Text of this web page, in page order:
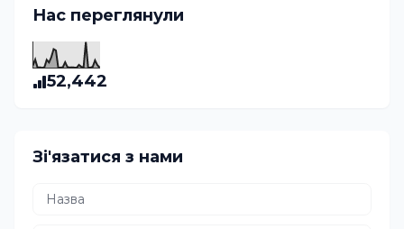
Нас переглянули
52,442
Зі'язатися з нами